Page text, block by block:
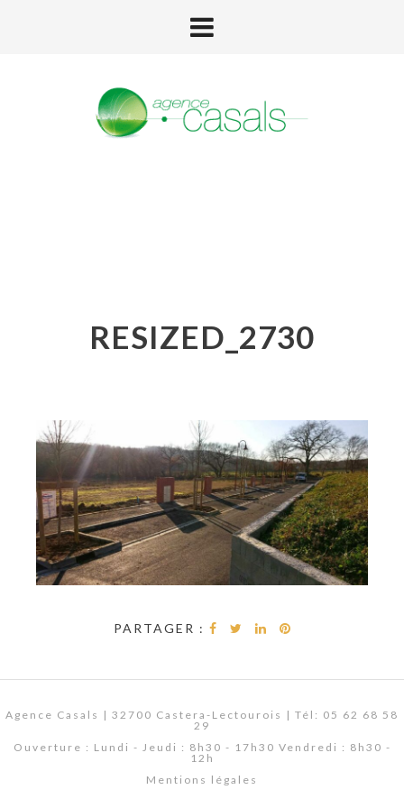
RESIZED_2730
PARTAGER :
Agence Casals | 32700 Castera-Lectourois | Tél: 05 62 68 58
29
Ouverture : Lundi - Jeudi : 8h30 - 17h30 Vendredi : 8h30 -
12h
Mentions légales